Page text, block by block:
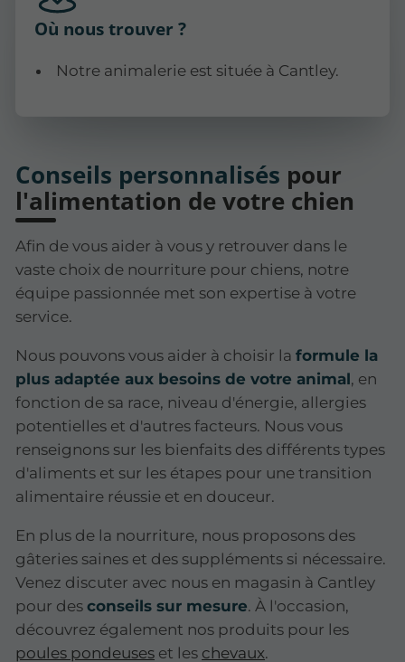
Où nous trouver ?
Notre animalerie est située à Cantley.
Conseils personnalisés pour
l'alimentation de votre chien
Afin de vous aider à vous y retrouver dans le
vaste choix de nourriture pour chiens, notre
équipe passionnée met son expertise à votre
service.
Nous pouvons vous aider à choisir laformule la
plus adaptée aux besoins de votre animal, en
fonction de sa race, niveau d'énergie, allergies
potentielles et d'autres facteurs. Nous vous
renseignons sur les bienfaits des différents types
d'aliments et sur les étapes pour une transition
alimentaire réussie et en douceur.
En plus de la nourriture, nous proposons des
gâteries saines et des suppléments si nécessaire.
Venez discuter avec nous en magasin à Cantley
pour desconseils sur mesure. À l'occasion,
découvrez également nos produits pour les
poules pondeuses et les chevaux.